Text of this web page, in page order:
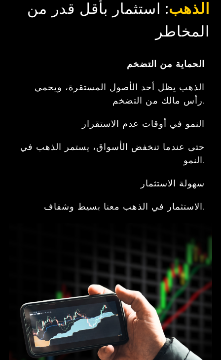
الذهب: استثمار بأقل قدر من
المخاطر
الحماية من التضخم
الذهب يظل أحد الأصول المستقرة، ويحمي
رأس مالك من التضخم.
النمو في أوقات عدم الاستقرار
حتى عندما تنخفض الأسواق، يستمر الذهب في
النمو.
سهولة الاستثمار
الاستثمار في الذهب معنا بسيط وشفاف.